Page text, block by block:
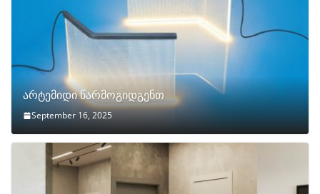
არტემიდი წარმოგიდგენთ
September 16, 2025